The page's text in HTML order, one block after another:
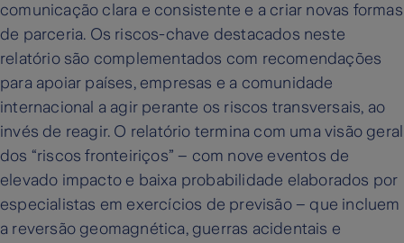
comunicação clara e consistente e a criar novas formas
de parceria. Os riscos-chave destacados neste
relatório são complementados com recomendações
para apoiar países, empresas e a comunidade
internacional a agir perante os riscos transversais, ao
invés de reagir. O relatório termina com uma visão geral
dos “riscos fronteiriços” – com nove eventos de
elevado impacto e baixa probabilidade elaborados por
especialistas em exercícios de previsão – que incluem
a reversão geomagnética, guerras acidentais e